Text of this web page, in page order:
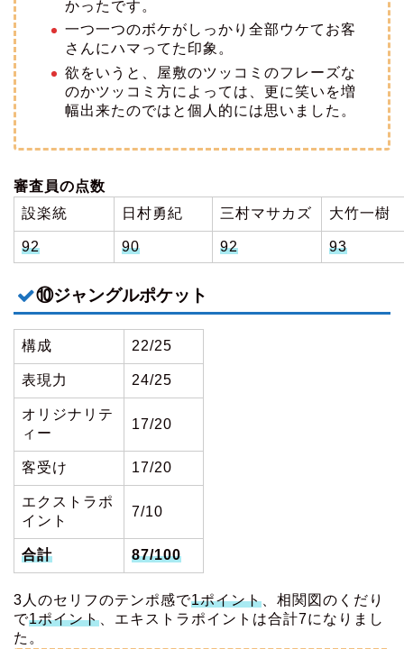
かったです。
一つ一つのボケがしっかり全部ウケてお客
さんにハマってた印象。
欲をいうと、屋敷のツッコミのフレーズな
のかツッコミ方によっては、更に笑いを増
幅出来たのではと個人的には思いました。
審査員の点数
設楽統
日村勇紀 三村マサカズ 大竹一樹
92 90 92 93
⑩ジャングルポケット
構成 22/25
表現力 24/25
オリジナリテ
ィー
17/20
客受け 17/20
エクストラポ
イント
7/10
合計 87/100
3人のセリフのテンポ感で1ポイント 、相関図のくだり
で1ポイント 、エキストラポイントは合計7になりまし
た。